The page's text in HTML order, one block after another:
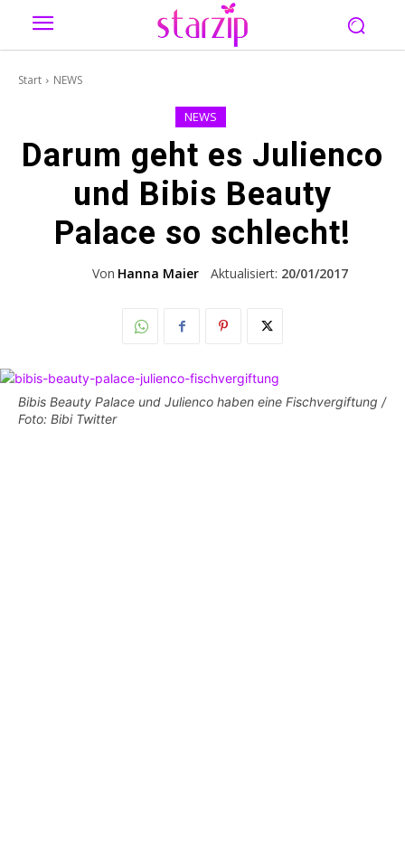
Start NEWS
NEWS
Darum geht es Julienco
und Bibis Beauty
Palace so schlecht!
Von Hanna Maier Aktualisiert: 20/01/2017
Bibis Beauty Palace und Julienco haben eine Fischvergiftung /
Foto: Bibi Twitter